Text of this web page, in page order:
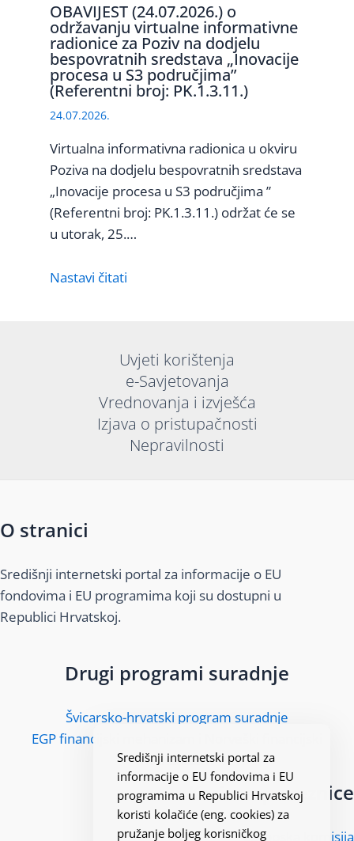
OBAVIJEST (24.07.2026.) o
održavanju virtualne informativne
radionice za Poziv na dodjelu
bespovratnih sredstava „Inovacije
procesa u S3 područjima”
(Referentni broj: PK.1.3.11.)
24.07.2026.
Virtualna informativna radionica u okviru
Poziva na dodjelu bespovratnih sredstava
„Inovacije procesa u S3 područjima ”
(Referentni broj: PK.1.3.11.) održat će se
u utorak, 25.…
Nastavi čitati
Uvjeti korištenja
e-Savjetovanja
Vrednovanja i izvješća
Izjava o pristupačnosti
Nepravilnosti
O stranici
Središnji internetski portal za informacije o EU
fondovima i EU programima koji su dostupni u
Republici Hrvatskoj.
Drugi programi suradnje
Švicarsko-hrvatski program suradnje
EGP financijski mehanizam i Norveški financijski
mehanizam
Korisne poveznice
Europska komisija
Središnji internetski portal za
informacije o EU fondovima i EU
programima u Republici Hrvatskoj
koristi kolačiće (eng. cookies) za
pružanje boljeg korisničkog